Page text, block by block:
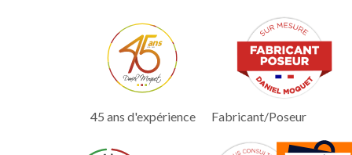
45 ans d'expérience Fabricant/Poseur